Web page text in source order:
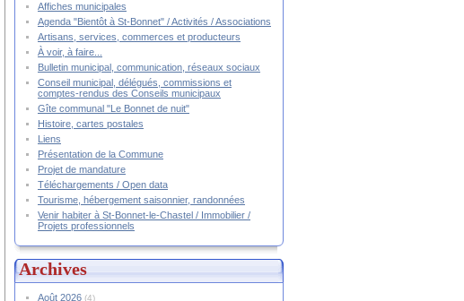
Affiches municipales
Agenda "Bientôt à St-Bonnet" / Activités / Associations
Artisans, services, commerces et producteurs
À voir, à faire...
Bulletin municipal, communication, réseaux sociaux
Conseil municipal, délégués, commissions et
comptes-rendus des Conseils municipaux
Gîte communal "Le Bonnet de nuit"
Histoire, cartes postales
Liens
Présentation de la Commune
Projet de mandature
Téléchargements / Open data
Tourisme, hébergement saisonnier, randonnées
Venir habiter à St-Bonnet-le-Chastel / Immobilier /
Projets professionnels
Archives
Août 2026 (4)